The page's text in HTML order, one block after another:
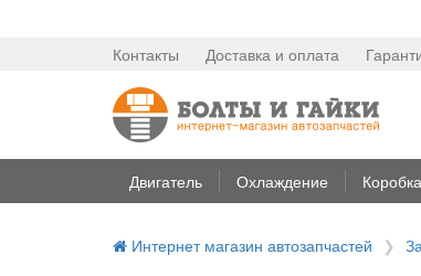
Контакты Доставка и оплата
Двигатель Охлаждение
Интернет магазин автозапчастей